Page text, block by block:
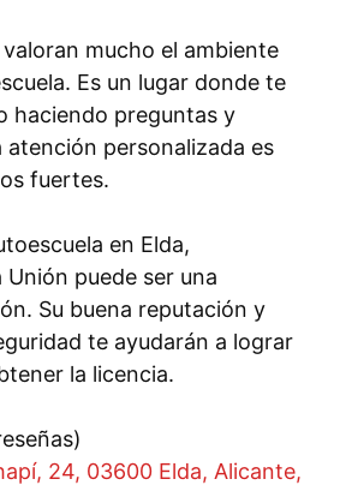
mucho el ambiente
Es un lugar donde te
haciendo preguntas y
atención personalizada es
fuertes.
en Elda,
Unión puede ser una
Su buena reputación y
te ayudarán a lograr
la licencia.
24, 03600 Elda, Alicante,